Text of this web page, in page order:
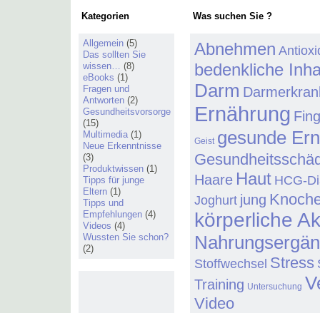
Kategorien
Allgemein (5)
Das sollten Sie
wissen… (8)
eBooks (1)
Fragen und
Antworten (2)
Gesundheitsvorsorge
(15)
Multimedia (1)
Neue Erkenntnisse
(3)
Produktwissen (1)
Tipps für junge
Eltern (1)
Tipps und
Empfehlungen (4)
Videos (4)
Wussten Sie schon?
(2)
Was suchen Sie ?
Abnehmen
bedenkliche
Darm
Ernährung
Geist gesunde
Haare Haut HCG-
Joghurt jung
körperliche
Stoffwechsel Stress
Training Untersuchung
Video